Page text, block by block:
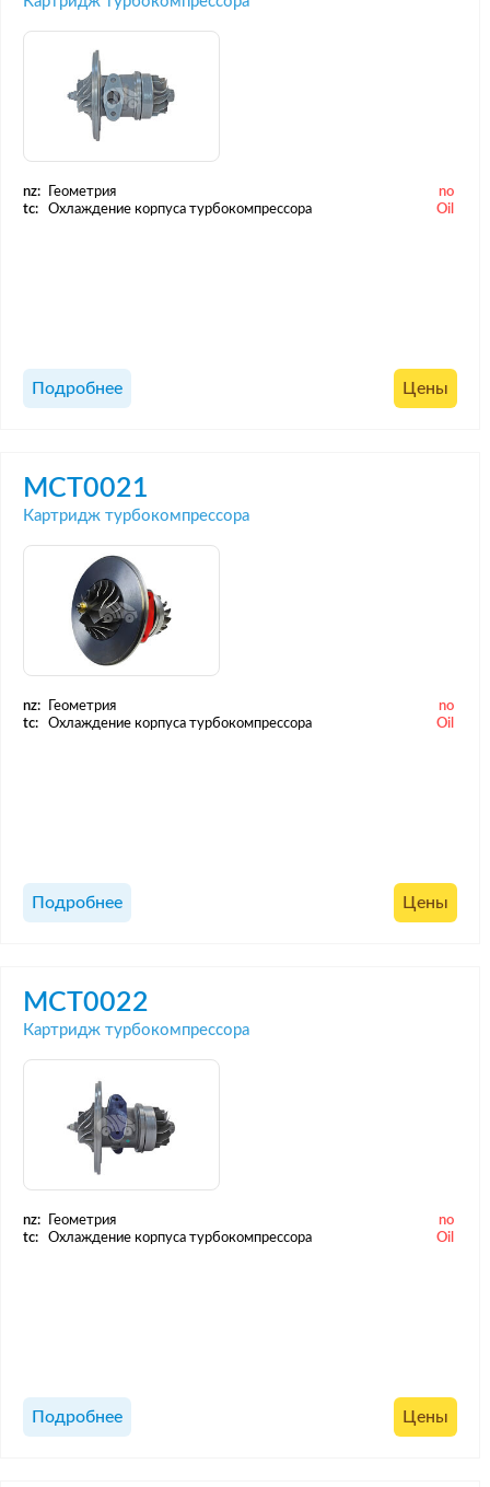
nz: Геометрия
no
tc:
Охлаждение корпуса турбокомпрессора Oil
Подробнее Цены
MCT0021
Картридж турбокомпрессора
nz: Геометрия
no
tc:
Охлаждение корпуса турбокомпрессора Oil
Подробнее Цены
MCT0022
Картридж турбокомпрессора
nz: Геометрия
no
tc:
Охлаждение корпуса турбокомпрессора Oil
Подробнее Цены